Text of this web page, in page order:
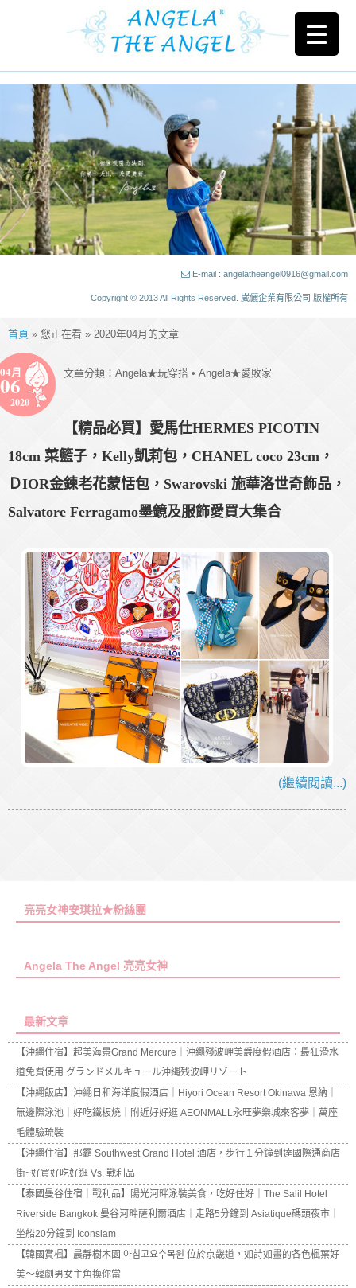
E-mail : angelatheangel0916@gmail.com
Copyright © 2013 All Rights Reserved. 崴儷企業有限公司 版權所有
首頁 » 您正在看 » 2020年04月的文章
04月
06
2020
文章分類： Angela★玩穿搭 • Angela★愛敗家
【精品必買】愛馬仕HERMES PICOTIN
18cm 菜籃子，Kelly凱莉包，CHANEL coco 23cm，
ＤIOR金鍊老花蒙恬包，Swarovski 施華洛世奇飾品，
Salvatore Ferragamo墨鏡及服飾愛買大集合
(繼續閱讀...)
亮亮女神安琪拉★粉絲團
Angela The Angel 亮亮女神
最新文章
【沖繩住宿】超美海景Grand Mercure｜沖繩殘波岬美爵度假酒店：最狂滑水
道免費使用 グランドメルキュール沖縄残波岬リゾート
【沖繩飯店】沖繩日和海洋度假酒店｜Hiyori Ocean Resort Okinawa 恩納｜
無邊際泳池｜好吃鐵板燒｜附近好好逛 AEONMALL永旺夢樂城來客夢｜萬座
毛體驗琉裝
【沖繩住宿】那霸 Southwest Grand Hotel 酒店，步行１分鐘到達國際通商店
街~好買好吃好逛 Vs. 戰利品
【泰國曼谷住宿｜戰利品】陽光河畔泳裝美食，吃好住好｜The Salil Hotel
Riverside Bangkok 曼谷河畔薩利爾酒店｜走路5分鐘到 Asiatique碼頭夜市｜
坐船20分鐘到 Iconsiam
【韓國賞楓】晨靜樹木園 아침고요수목원 位於京畿道，如詩如畫的各色楓葉好
美～韓劇男女主角換你當